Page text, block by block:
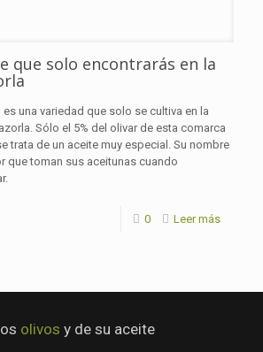
que solo encontrarás en la
una variedad que solo se cultiva en la
Sólo el 5% del olivar de esta comarca
trata de un aceite muy especial. Su nombre
que toman sus aceitunas cuando
0 Leer más
olivos y de su aceite